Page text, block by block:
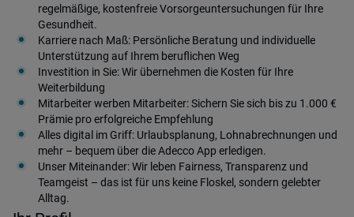
regelmäßige, kostenfreie Vorsorgeuntersuchungen für Ihre
Gesundheit.
Karriere nach Maß: Persönliche Beratung und individuelle
Unterstützung auf Ihrem beruflichen Weg
Investition in Sie: Wir übernehmen die Kosten für Ihre
Weiterbildung
Mitarbeiter werben Mitarbeiter: Sichern Sie sich bis zu 1.000 €
Prämie pro erfolgreiche Empfehlung
Alles digital im Griff: Urlaubsplanung, Lohnabrechnungen und
mehr – bequem über die Adecco App erledigen.
Unser Miteinander: Wir leben Fairness, Transparenz und
Teamgeist – das ist für uns keine Floskel, sondern gelebter
Alltag.